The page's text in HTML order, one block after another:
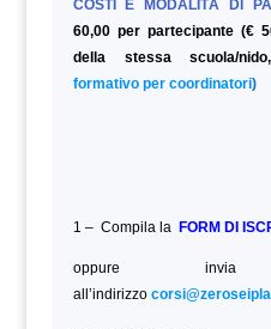
COSTI E MODALITÁ DI
60,00 per partecipante (€
della stessa scuola/
formativo per coordinatori)
1 – Compila la FORM DI
oppure
all’indirizzo